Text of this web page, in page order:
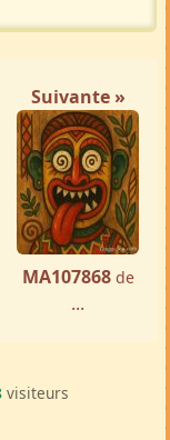
Suivante »
MA107868 de
...
visiteurs